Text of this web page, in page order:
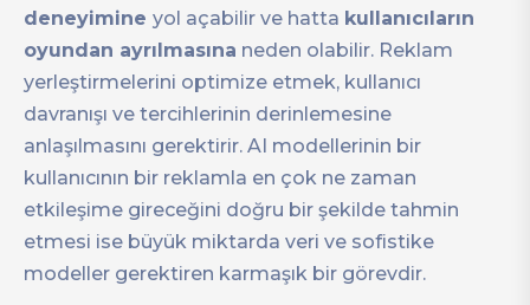
deneyimine yol açabilir ve hatta kullanıcıların
oyundan ayrılmasına neden olabilir. Reklam
yerleştirmelerini optimize etmek, kullanıcı
davranışı ve tercihlerinin derinlemesine
anlaşılmasını gerektirir. AI modellerinin bir
kullanıcının bir reklamla en çok ne zaman
etkileşime gireceğini doğru bir şekilde tahmin
etmesi ise büyük miktarda veri ve sofistike
modeller gerektiren karmaşık bir görevdir.